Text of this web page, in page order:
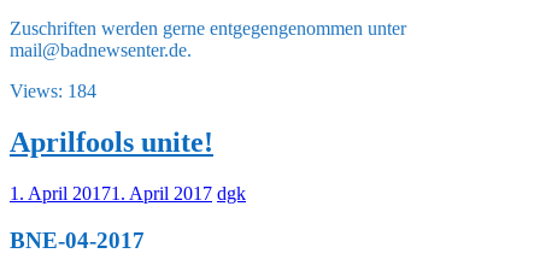
Zuschriften werden gerne entgegengenommen unter
mail@badnewsenter.de.
Views: 184
Aprilfools unite!
1. April 20171. April 2017 dgk
BNE-04-2017